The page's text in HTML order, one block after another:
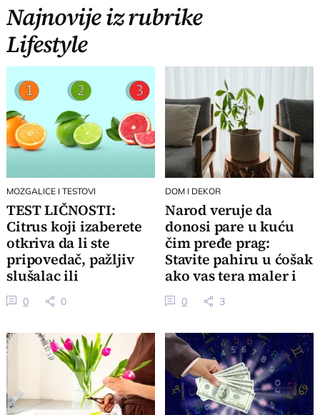
Najnovije iz rubrike
Lifestyle
MOZGALICE I TESTOVI
TEST LIČNOSTI:
Citrus koji izaberete
otkriva da li ste
pripovedač, pažljiv
slušalac ili
organizator
0 0
DOM I DEKOR
Narod veruje da
donosi pare u kuću
čim pređe prag:
Stavite pahiru u ćošak
ako vas tera maler i
gledajte čudo
0 3